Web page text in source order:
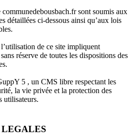
communedebousbach.fr sont soumis aux
détaillées ci-dessous ainsi qu’aux lois
de ce site impliquent
réserve de toutes les dispositions des
5 , un CMS libre respectant les
la vie privée et la protection des
utilisateurs.